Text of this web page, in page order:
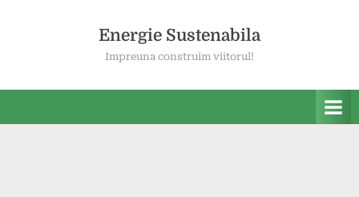
Energie Sustenabila
Impreuna construim viitorul!